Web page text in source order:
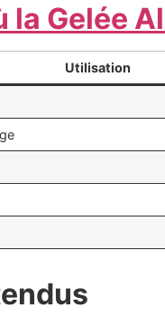
la Gelée
Utilisation